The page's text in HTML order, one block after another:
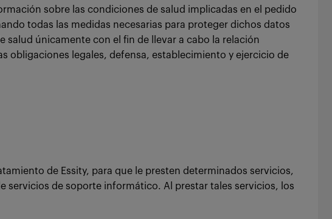
sobre las condiciones de salud implicadas en el pedido
todas las medidas necesarias para proteger dichos datos
salud únicamente con el fin de llevar a cabo la relación
obligaciones legales, defensa, establecimiento y ejercicio de
de Essity, para que le presten determinados servicios,
servicios de soporte informático. Al prestar tales servicios, los